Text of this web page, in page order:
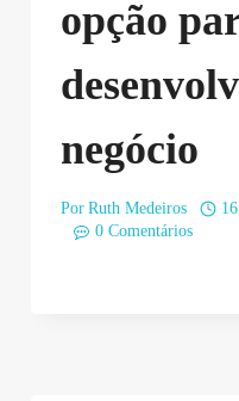
opção
negócio
Por Ruth Medeiros
0 Comentários